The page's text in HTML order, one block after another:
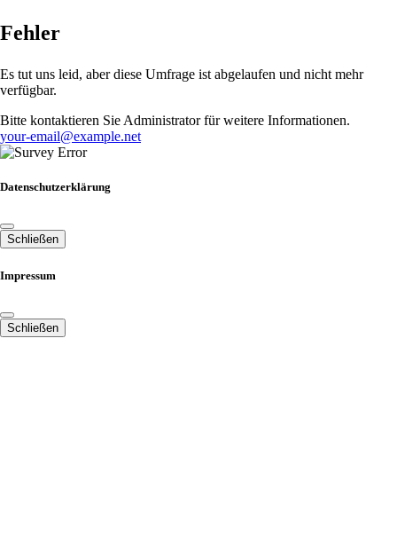
Fehler
Es tut uns leid, aber diese Umfrage ist abgelaufen und nicht mehr
verfügbar.
Bitte kontaktieren Sie Administrator für weitere Informationen.
your-email@example.net
Datenschutzerklärung
Schließen
Impressum
Schließen